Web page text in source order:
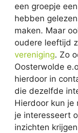
een groepje
hebben
maken. Maar
oudere leeftijd
vereniging. Zo
Oosterwolde
hierdoor in
die dezelfde
Hierdoor kun je
je interesseert
inzichten